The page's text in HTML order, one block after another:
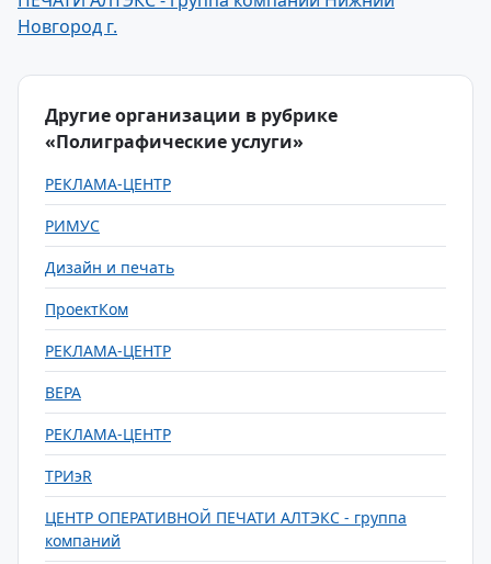
Новгород г.
Другие организации в рубрике
«Полиграфические услуги»
РЕКЛАМА-ЦЕНТР
РИМУС
Дизайн и печать
ПроектКом
РЕКЛАМА-ЦЕНТР
ВЕРА
РЕКЛАМА-ЦЕНТР
ТРИэR
ЦЕНТР ОПЕРАТИВНОЙ ПЕЧАТИ АЛТЭКС - группа
компаний